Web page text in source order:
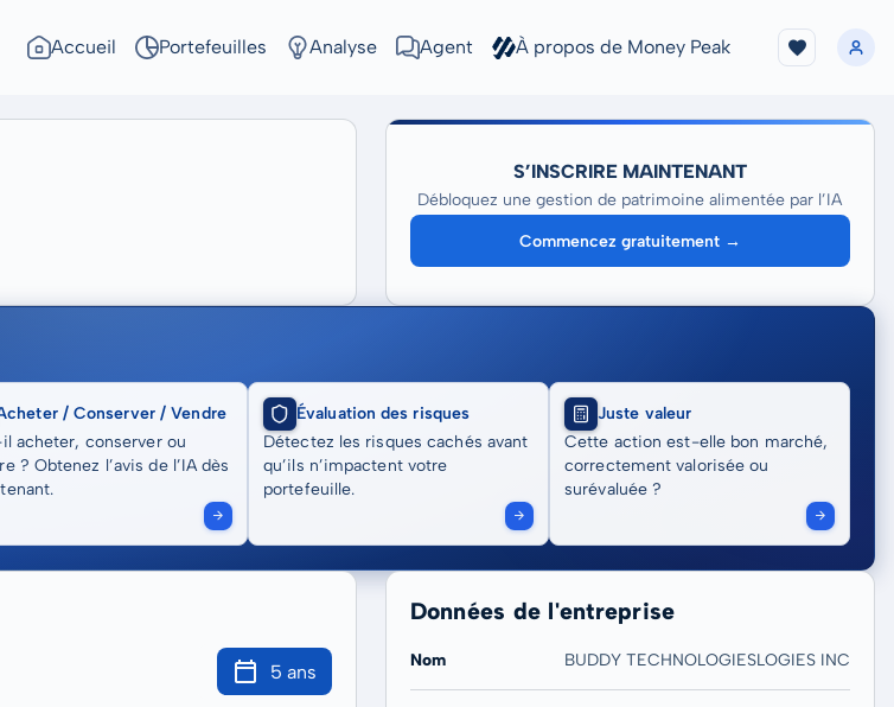
Accueil Portefeuilles Analyse Agent À propos de Money Peak
S’INSCRIRE MAINTENANT
Débloquez une gestion de patrimoine alimentée par l’IA
Commencez gratuitement →
/ Conserver / Vendre
il acheter, conserver ou
? Obtenez l’avis de l’IA dès
Évaluation des risques
Détectez les risques cachés avant
qu’ils n’impactent votre
portefeuille.
Juste valeur
Cette action est-elle bon marché,
correctement valorisée ou
surévaluée ?
5 ans
Données de l'entreprise
Nom BUDDY TECHNOLOGIESLOGIES INC